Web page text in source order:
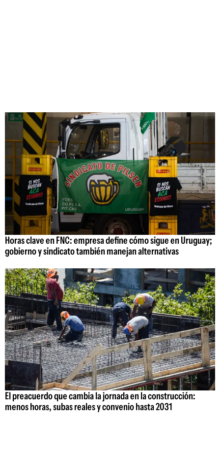
Horas clave en FNC: empresa define cómo sigue en Uruguay;
gobierno y sindicato también manejan alternativas
El preacuerdo que cambia la jornada en la construcción:
menos horas, subas reales y convenio hasta 2031